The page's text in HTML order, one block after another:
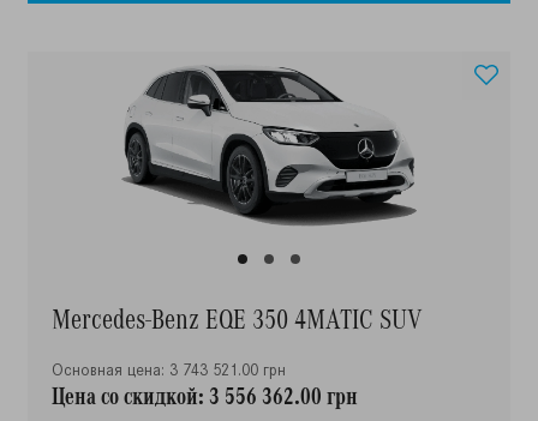
Mercedes-Benz EQE 350 4MATIC SUV
Основная цена: 3 743 521.00 грн
Цена со скидкой: 3 556 362.00 грн